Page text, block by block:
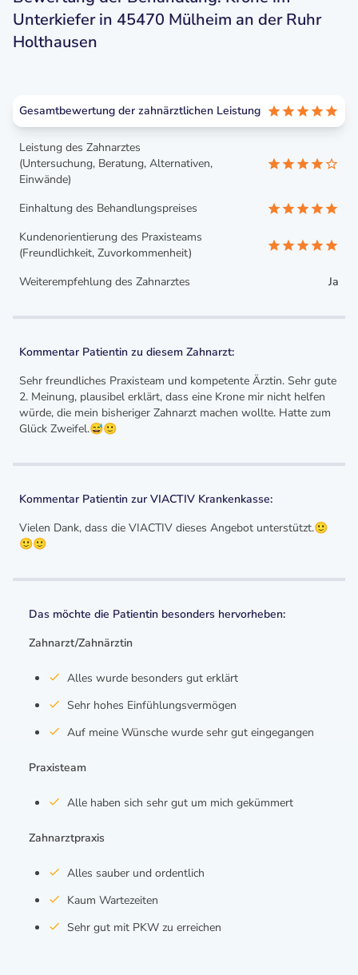
Unterkiefer in 45470 Mülheim an der Ruhr
Holthausen
Gesamtbewertung der zahnärztlichen Leistung
Leistung des Zahnarztes
(Untersuchung, Beratung, Alternativen,
Einwände)
Einhaltung des Behandlungspreises
Kundenorientierung des Praxisteams
(Freundlichkeit, Zuvorkommenheit)
Weiterempfehlung des Zahnarztes
Ja
Kommentar Patientin zu diesem Zahnarzt:
Sehr freundliches Praxisteam und kompetente Ärztin. Sehr gute
2. Meinung, plausibel erklärt, dass eine Krone mir nicht helfen
würde, die mein bisheriger Zahnarzt machen wollte. Hatte zum
Glück Zweifel.😅🙂
Kommentar Patientin zur VIACTIV Krankenkasse:
Vielen Dank, dass die VIACTIV dieses Angebot unterstützt.🙂
🙂🙂
Das möchte die Patientin besonders hervorheben:
Zahnarzt/Zahnärztin
Alles wurde besonders gut erklärt
Sehr hohes Einfühlungsvermögen
Auf meine Wünsche wurde sehr gut eingegangen
Praxisteam
Alle haben sich sehr gut um mich gekümmert
Zahnarztpraxis
Alles sauber und ordentlich
Kaum Wartezeiten
Sehr gut mit PKW zu erreichen